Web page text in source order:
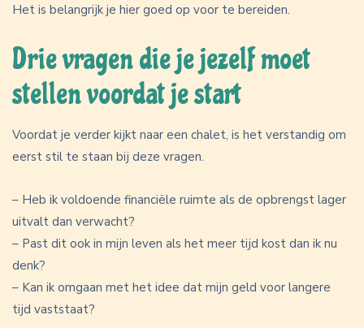
Het is belangrijk je hier goed op voor te bereiden.
Drie vragen die je jezelf moet
stellen voordat je start
Voordat je verder kijkt naar een chalet, is het verstandig om
eerst stil te staan bij deze vragen.
– Heb ik voldoende financiële ruimte als de opbrengst lager
uitvalt dan verwacht?
– Past dit ook in mijn leven als het meer tijd kost dan ik nu
denk?
– Kan ik omgaan met het idee dat mijn geld voor langere
tijd vaststaat?